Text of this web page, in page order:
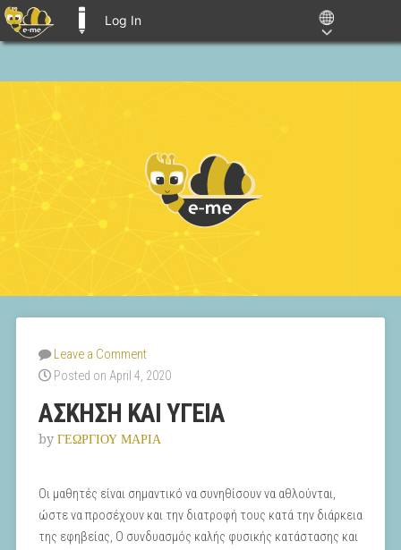
Log In
Leave a Comment
Posted on April 4, 2020
ΑΣΚΗΣΗ ΚΑΙ ΥΓΕΙΑ
by ΓΕΩΡΓΙΟΥ ΜΑΡΙΑ
Οι μαθητές είναι σημαντικό να συνηθίσουν να αθλούνται,
ώστε να προσέχουν και την διατροφή τους κατά την διάρκεια
της εφηβείας, Ο συνδυασμός καλής φυσικής κατάστασης και